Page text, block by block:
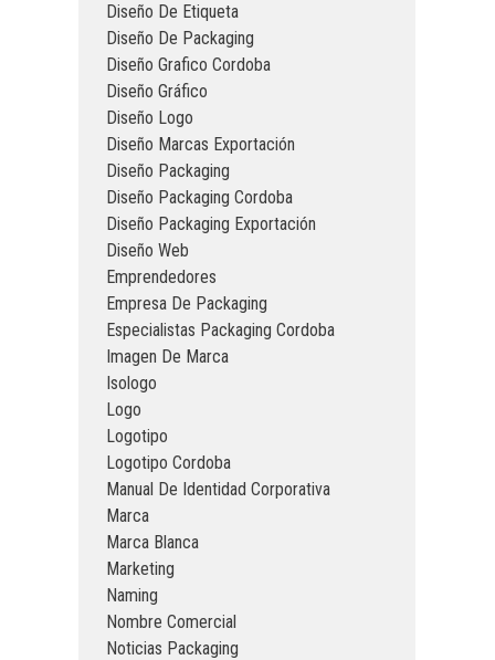
Diseño De Etiqueta
Diseño De Packaging
Diseño Grafico Cordoba
Diseño Gráfico
Diseño Logo
Diseño Marcas Exportación
Diseño Packaging
Diseño Packaging Cordoba
Diseño Packaging Exportación
Diseño Web
Emprendedores
Empresa De Packaging
Especialistas Packaging Cordoba
Imagen De Marca
Isologo
Logo
Logotipo
Logotipo Cordoba
Manual De Identidad Corporativa
Marca
Marca Blanca
Marketing
Naming
Nombre Comercial
Noticias Packaging